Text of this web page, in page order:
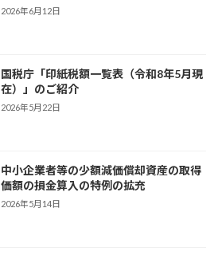
2026年6月12日
国税庁「印紙税額一覧表（令和8年5月現
在）」のご紹介
2026年5月22日
中小企業者等の少額減価償却資産の取得
価額の損金算入の特例の拡充
2026年5月14日